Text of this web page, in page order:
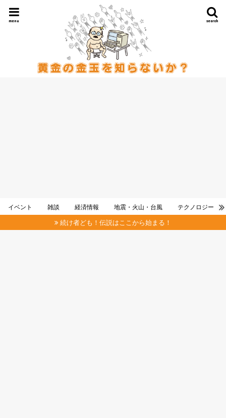
search
menu
イベント 雑談 経済情報 地震・火山・台風 テクノロジー
続け者ども！伝説はここから始まる！